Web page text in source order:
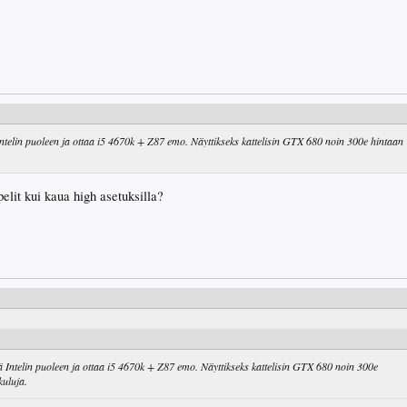
puoleen ja ottaa i5 4670k + Z87 emo. Näyttikseks kattelisin GTX 680 noin 300e hintaan
kui kaua high asetuksilla?
Intelin puoleen ja ottaa i5 4670k + Z87 emo. Näyttikseks kattelisin GTX 680 noin 300e